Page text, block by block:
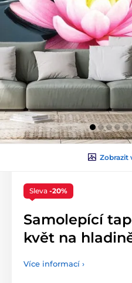
Zobrazit
Sleva -20%
Samolepící
květ na
Více informací ›